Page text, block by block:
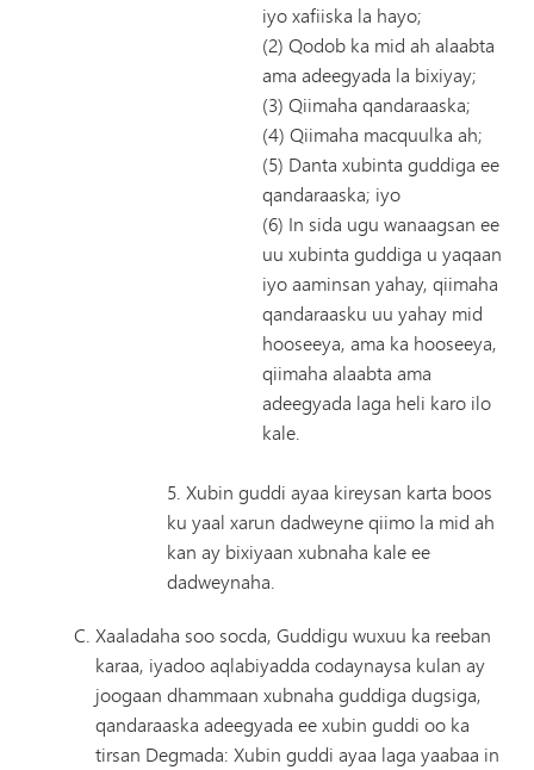
iyo xafiiska la hayo;
(2) Qodob ka mid ah alaabta
ama adeegyada la bixiyay;
(3) Qiimaha qandaraaska;
(4) Qiimaha macquulka ah;
(5) Danta xubinta guddiga ee
qandaraaska; iyo
(6) In sida ugu wanaagsan ee
uu xubinta guddiga u yaqaan
iyo aaminsan yahay, qiimaha
qandaraasku uu yahay mid
hooseeya, ama ka hooseeya,
qiimaha alaabta ama
adeegyada laga heli karo ilo
kale.
5. Xubin guddi ayaa kireysan karta boos
ku yaal xarun dadweyne qiimo la mid ah
kan ay bixiyaan xubnaha kale ee
dadweynaha.
Xaaladaha soo socda, Guddigu wuxuu ka reeban
karaa, iyadoo aqlabiyadda codaynaysa kulan ay
joogaan dhammaan xubnaha guddiga dugsiga,
qandaraaska adeegyada ee xubin guddi oo ka
tirsan Degmada: Xubin guddi ayaa laga yaabaa in